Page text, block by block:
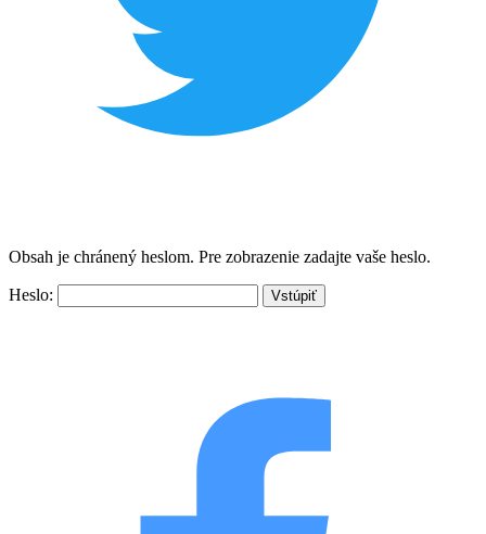
Obsah je chránený heslom. Pre zobrazenie zadajte vaše heslo.
Heslo: